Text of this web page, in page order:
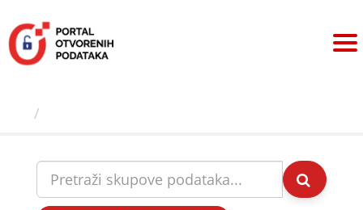
sadržaj